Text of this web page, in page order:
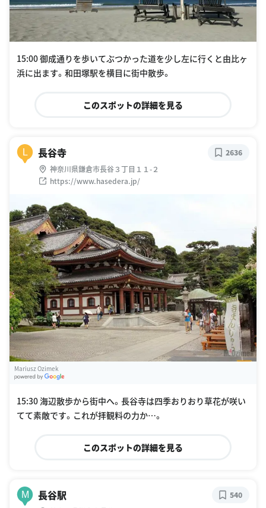
15:00 御成通りを歩いてぶつかった道を少し左に行くと由比ヶ
浜に出ます。和田塚駅を横目に街中散歩。
このスポットの詳細を見る
L 長谷寺
神奈川県鎌倉市長谷３丁目１１-２
https://www.hasedera.jp/
2636
Mariusz Ozimek
15:30 海辺散歩から街中へ。長谷寺は四季おりおり草花が咲い
てて素敵です。これが拝観料の力か…。
このスポットの詳細を見る
M 長谷駅 540